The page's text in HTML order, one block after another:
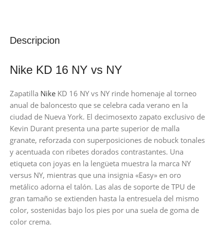
Descripcion
Nike KD 16 NY vs NY
Zapatilla Nike KD 16 NY vs NY rinde homenaje al torneo
anual de baloncesto que se celebra cada verano en la
ciudad de Nueva York. El decimosexto zapato exclusivo de
Kevin Durant presenta una parte superior de malla
granate, reforzada con superposiciones de nobuck tonales
y acentuada con ribetes dorados contrastantes. Una
etiqueta con joyas en la lengüeta muestra la marca NY
versus NY, mientras que una insignia «Easy» en oro
metálico adorna el talón. Las alas de soporte de TPU de
gran tamaño se extienden hasta la entresuela del mismo
color, sostenidas bajo los pies por una suela de goma de
color crema.